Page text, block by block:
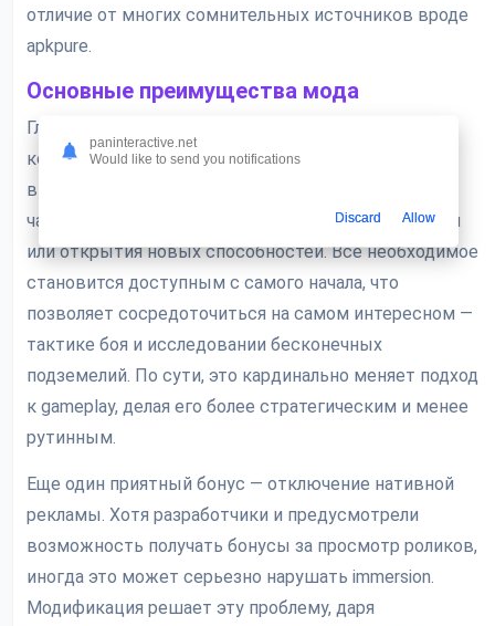
отличие от многих сомнительных источников вроде
apkpure.
Основные преимущества мода
Главное достоинство специальной сборки — это,
конечно же, открытый доступ ко всем
внутриигровым ресурсам. Вам больше не нужно
часами фармить деньги для улучшения снаряжения
или открытия новых способностей. Все необходимое
становится доступным с самого начала, что
позволяет сосредоточиться на самом интересном —
тактике боя и исследовании бесконечных
подземелий. По сути, это кардинально меняет подход
к gameplay, делая его более стратегическим и менее
рутинным.
Еще один приятный бонус — отключение нативной
рекламы. Хотя разработчики и предусмотрели
возможность получать бонусы за просмотр роликов,
иногда это может серьезно нарушать immersion.
Модификация решает эту проблему, даря
paninteractive.net
Would like to send you notifications
Discard Allow